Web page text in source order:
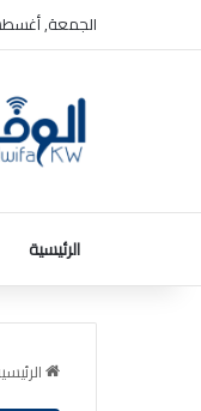
الجمعة, أغسطس 7
الرئيسية